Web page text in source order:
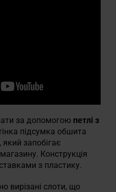
за допомогою петлі з
підсумка обшита
, який запобігає
Конструкція
з пластику.
вирізані слоти, що